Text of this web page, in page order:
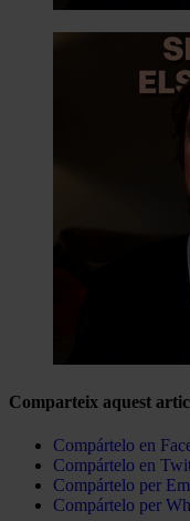
Comparteix aquest
Compártelo en
Compártelo en
Compártelo per
Compártelo per